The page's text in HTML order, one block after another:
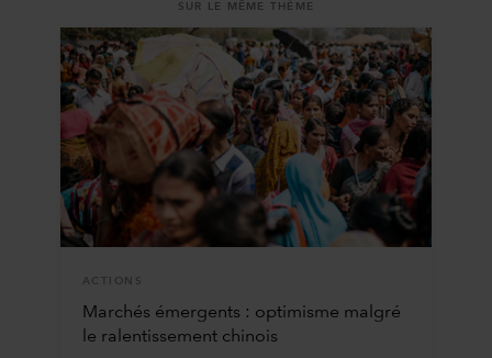
SUR LE MÊME THÈME
ACTIONS
Marchés émergents : optimisme malgré
le ralentissement chinois